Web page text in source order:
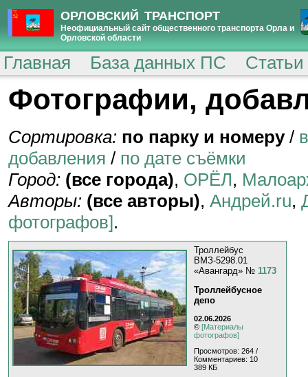
ОРЛОВСКИЙ ТРАНСПОРТ
Неофициальный сайт общественного транспорта Орла и
Орловской области
Главная База данных ПС
Фотографии,
Сортировка: по парку и номеру/
добавления / по дате съёмки
Город: (все города), ОРЁЛ,
Авторы: (все авторы), Андрей.ru,
фотографов].
Троллейбус
ВМЗ-5298.01
«Авангард» № 1173
Троллейбусное
депо
02.06.2026
© [Материалы
фотографов]
Просмотров: 264 /
Комментариев: 10
389 КБ